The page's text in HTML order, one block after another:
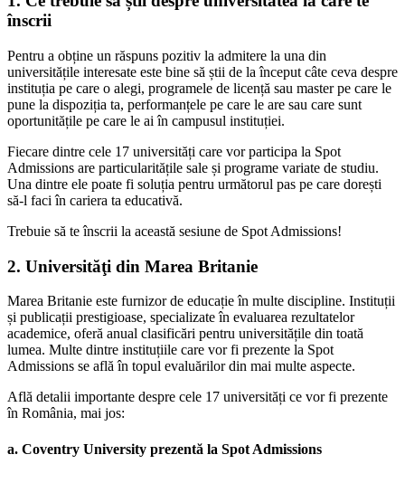
înscrii
Pentru a obține un răspuns pozitiv la admitere la una din
universitățile interesate este bine să știi de la început câte ceva despre
instituția pe care o alegi, programele de licență sau master pe care le
pune la dispoziția ta, performanțele pe care le are sau care sunt
oportunitățile pe care le ai în campusul instituției.
Fiecare dintre cele 17 universități care vor participa la Spot
Admissions are particularitățile sale și programe variate de studiu.
Una dintre ele poate fi soluția pentru următorul pas pe care dorești
să-l faci în cariera ta educativă.
Trebuie să te înscrii la această sesiune de Spot Admissions!
2. Universităţi din Marea Britanie
Marea Britanie este furnizor de educație în multe discipline. Instituții
și publicații prestigioase, specializate în evaluarea rezultatelor
academice, oferă anual clasificări pentru universitățile din toată
lumea. Multe dintre instituțiile care vor fi prezente la Spot
Admissions se află în topul evaluărilor din mai multe aspecte.
Află detalii importante despre cele 17 universități ce vor fi prezente
în România, mai jos:
a. Coventry University prezentă la Spot Admissions